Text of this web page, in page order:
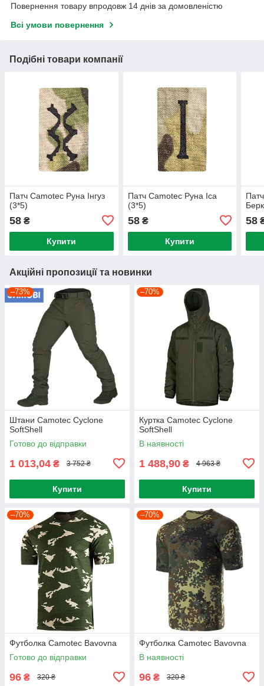
Повернення товару впродовж 14 днів за домовленістю
Всі умови повернення
Подібні товари компанії
Патч Camotec Руна Інгуз
(3*5)
58 ₴
Купити
Патч Camotec Руна Іса
(3*5)
58₴
Купити
58
Акційні пропозиції та новинки
–73%
Штани Camotec Cyclone
SoftShell
Готово до відправки
1 013,04 ₴ 3 752 ₴
Купити
–70%
Куртка Camotec Cyclone
SoftShell
В наявності
1 488,90 ₴ 4 963 ₴
Купити
–70%
Футболка Camotec Bavovna
Готово до відправки
96 ₴ 320 ₴
–70%
Футболка Camotec Bavovna
В наявності
96 ₴ 320 ₴